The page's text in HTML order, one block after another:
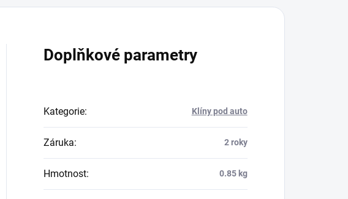
Doplňkové parametry
Kategorie: Klíny pod auto
Záruka: 2 roky
Hmotnost: 0.85 kg